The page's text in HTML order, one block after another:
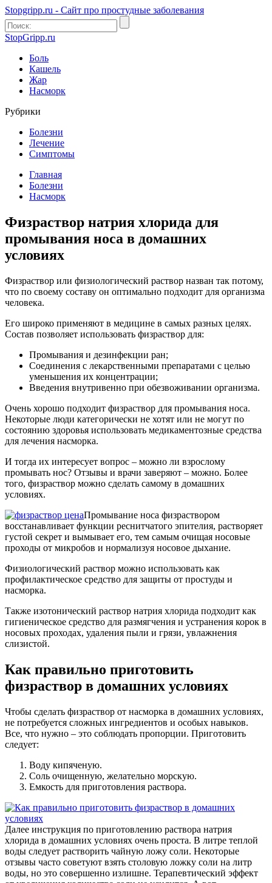
Stopgripp.ru - Cайт про простудные заболевания
StopGripp.ru
Боль
Кашель
Жар
Насморк
Рубрики
Болезни
Лечение
Симптомы
Главная
Болезни
Насморк
Физраствор натрия хлорида для
промывания носа в домашних
условиях
Физраствор или физиологический раствор назван так потому,
что по своему составу он оптимально подходит для организма
человека.
Его широко применяют в медицине в самых разных целях.
Состав позволяет использовать физраствор для:
Промывания и дезинфекции ран;
Соединения с лекарственными препаратами с целью
уменьшения их концентрации;
Введения внутривенно при обезвоживании организма.
Очень хорошо подходит физраствор для промывания носа.
Некоторые люди категорически не хотят или не могут по
состоянию здоровья использовать медикаментозные средства
для лечения насморка.
И тогда их интересует вопрос – можно ли взрослому
промывать нос? Отзывы и врачи заверяют – можно. Более
того, физраствор можно сделать самому в домашних
условиях.
Промывание носа физраствором
восстанавливает функции реснитчатого эпителия, растворяет
густой секрет и вымывает его, тем самым очищая носовые
проходы от микробов и нормализуя носовое дыхание.
Физиологический раствор можно использовать как
профилактическое средство для защиты от простуды и
насморка.
Также изотонический раствор натрия хлорида подходит как
гигиеническое средство для размягчения и устранения корок в
носовых проходах, удаления пыли и грязи, увлажнения
слизистой.
Как правильно приготовить
физраствор в домашних условиях
Чтобы сделать физраствор от насморка в домашних условиях,
не потребуется сложных ингредиентов и особых навыков.
Все, что нужно – это соблюдать пропорции. Приготовить
следует:
Воду кипяченую.
Соль очищенную, желательно морскую.
Емкость для приготовления раствора.
Далее инструкция по приготовлению раствора натрия
хлорида в домашних условиях очень проста. В литре теплой
воды следует растворить чайную ложу соли. Некоторые
отзывы часто советуют взять столовую ложку соли на литр
воды, но это совершенно излишне. Терапевтический эффект